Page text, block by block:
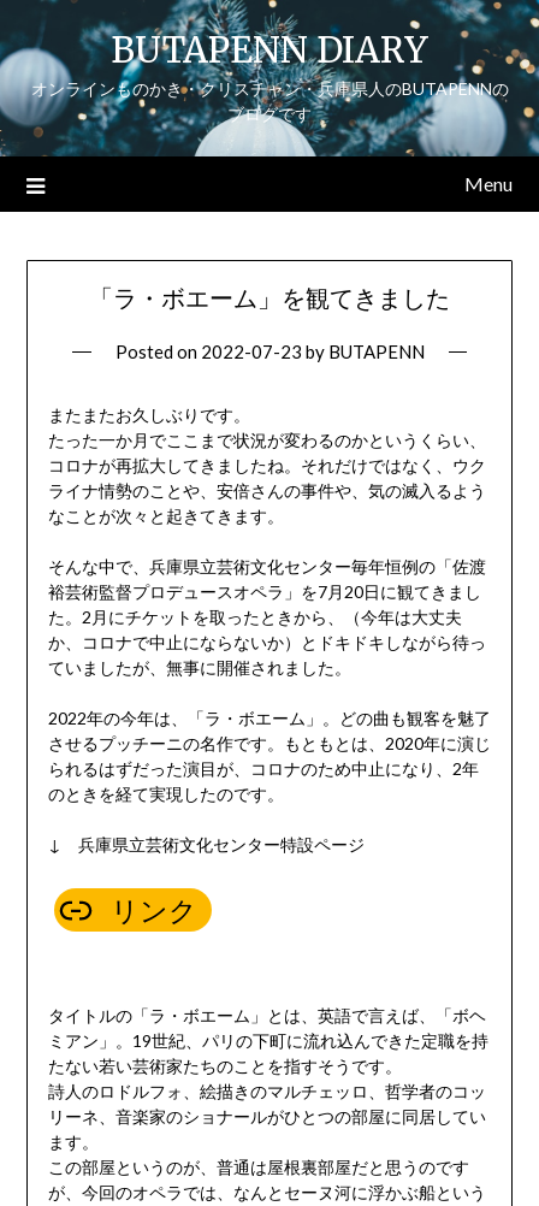
to
content
BUTAPENN DIARY
オンラインものかき・クリスチャン・兵庫県人のBUTAPENNの
ブログです
Menu
「ラ・ボエーム」を観てきました
Posted on 2022-07-23 by BUTAPENN
またまたお久しぶりです。
たった一か月でここまで状況が変わるのかというくらい、
コロナが再拡大してきましたね。それだけではなく、ウク
ライナ情勢のことや、安倍さんの事件や、気の滅入るよう
なことが次々と起きてきます。
そんな中で、兵庫県立芸術文化センター毎年恒例の「佐渡
裕芸術監督プロデュースオペラ」を7月20日に観てきまし
た。2月にチケットを取ったときから、（今年は大丈夫
か、コロナで中止にならないか）とドキドキしながら待っ
ていましたが、無事に開催されました。
2022年の今年は、「ラ・ボエーム」。どの曲も観客を魅了
させるプッチーニの名作です。もともとは、2020年に演じ
られるはずだった演目が、コロナのため中止になり、2年
のときを経て実現したのです。
↓ 兵庫県立芸術文化センター特設ページ
リンク
タイトルの「ラ・ボエーム」とは、英語で言えば、「ボヘ
ミアン」。19世紀、パリの下町に流れ込んできた定職を持
たない若い芸術家たちのことを指すそうです。
詩人のロドルフォ、絵描きのマルチェッロ、哲学者のコッ
リーネ、音楽家のショナールがひとつの部屋に同居してい
ます。
この部屋というのが、普通は屋根裏部屋だと思うのです
が、今回のオペラでは、なんとセーヌ河に浮かぶ船という